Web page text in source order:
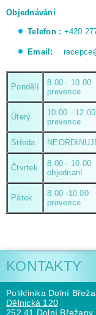
Objednávání
Telefon : +420
Email:
Pondělí
8.00 - 10.00
prevence
Úterý
10.00 - 12.00
prevence
Středa
Čtvrtek
8.00 - 10.00
objednaní
Pátek
8.00 -10.00
prevence
KONTAKTY
Poliklinika Dolní
Dělnická 120
252 41 Dolní Břežany